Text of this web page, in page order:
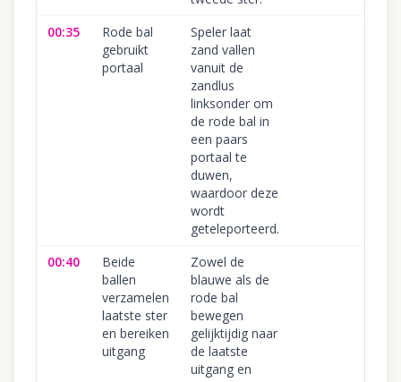
00:35
Rode bal
gebruikt
portaal
Speler laat
zand vallen
vanuit de
zandlus
linksonder om
de rode bal in
een paars
portaal te
duwen,
waardoor deze
wordt
geteleporteerd.
00:40
Beide
ballen
verzamelen
laatste ster
en bereiken
uitgang
Zowel de
blauwe als de
rode bal
bewegen
gelijktijdig naar
de laatste
uitgang en